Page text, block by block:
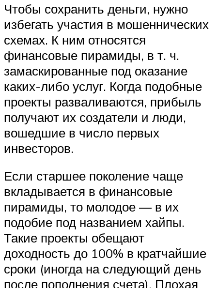
Чтобы сохранить деньги, нужно
избегать участия в мошеннических
схемах. К ним относятся
финансовые пирамиды, в т. ч.
замаскированные под оказание
каких-либо услуг. Когда подобные
проекты разваливаются, прибыль
получают их создатели и люди,
вошедшие в число первых
инвесторов.
Если старшее поколение чаще
вкладывается в финансовые
пирамиды, то молодое — в их
подобие под названием хайпы.
Такие проекты обещают
доходность до 100% в кратчайшие
сроки (иногда на следующий день
после пополнения счета). Плохая